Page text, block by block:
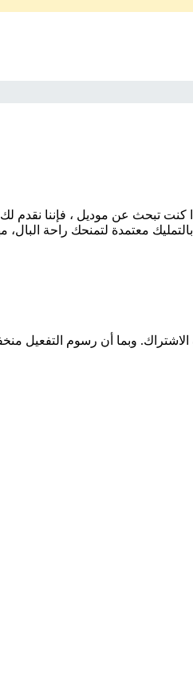
معتمدة لتمنحك راحة
الاشتراك. وبما أن رسوم